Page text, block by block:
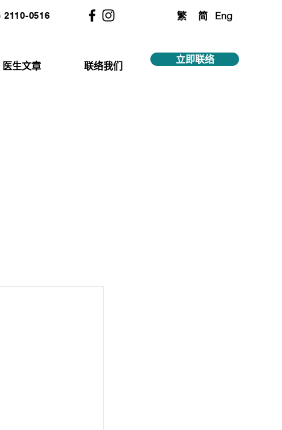
2110-0516 繁 简 Eng
立即联络
医生文章 联络我们